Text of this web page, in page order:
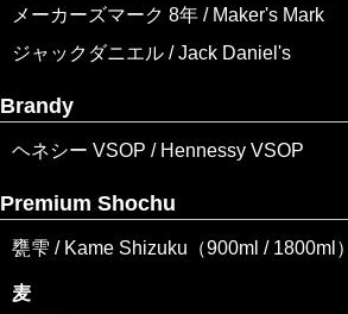
メーカーズマーク 8年 / Maker's Mark
ジャックダニエル / Jack Daniel's
Brandy
ヘネシー VSOP / Hennessy VSOP
Premium Shochu
甕雫 / Kame Shizuku（900ml / 1800ml）
麦